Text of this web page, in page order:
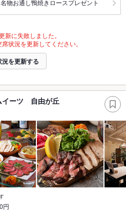
物お通し鴨焼きロースプレゼント
新に失敗しました。
状況を更新してください。
況を更新する
イーツ 自由が丘
円